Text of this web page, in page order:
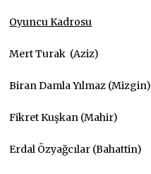
Oyuncu Kadrosu
Mert Turak (Aziz)
Biran Damla Yılmaz (Mizgin)
Fikret Kuşkan (Mahir)
Erdal Özyağcılar (Bahattin)